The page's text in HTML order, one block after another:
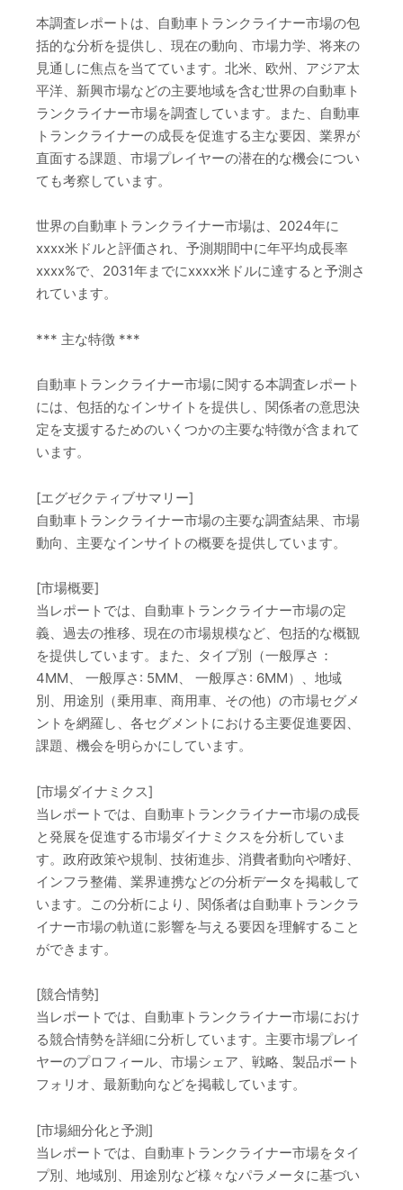
本調査レポートは、自動車トランクライナー市場の包
括的な分析を提供し、現在の動向、市場力学、将来の
見通しに焦点を当てています。北米、欧州、アジア太
平洋、新興市場などの主要地域を含む世界の自動車ト
ランクライナー市場を調査しています。また、自動車
トランクライナーの成長を促進する主な要因、業界が
直面する課題、市場プレイヤーの潜在的な機会につい
ても考察しています。
世界の自動車トランクライナー市場は、2024年に
xxxx米ドルと評価され、予測期間中に年平均成長率
xxxx%で、2031年までにxxxx米ドルに達すると予測さ
れています。
*** 主な特徴 ***
自動車トランクライナー市場に関する本調査レポート
には、包括的なインサイトを提供し、関係者の意思決
定を支援するためのいくつかの主要な特徴が含まれて
います。
[エグゼクティブサマリー]
自動車トランクライナー市場の主要な調査結果、市場
動向、主要なインサイトの概要を提供しています。
[市場概要]
当レポートでは、自動車トランクライナー市場の定
義、過去の推移、現在の市場規模など、包括的な概観
を提供しています。また、タイプ別（一般厚さ：
4MM、 一般厚さ: 5MM、 一般厚さ: 6MM）、地域
別、用途別（乗用車、商用車、その他）の市場セグメ
ントを網羅し、各セグメントにおける主要促進要因、
課題、機会を明らかにしています。
[市場ダイナミクス]
当レポートでは、自動車トランクライナー市場の成長
と発展を促進する市場ダイナミクスを分析していま
す。政府政策や規制、技術進歩、消費者動向や嗜好、
インフラ整備、業界連携などの分析データを掲載して
います。この分析により、関係者は自動車トランクラ
イナー市場の軌道に影響を与える要因を理解すること
ができます。
[競合情勢]
当レポートでは、自動車トランクライナー市場におけ
る競合情勢を詳細に分析しています。主要市場プレイ
ヤーのプロフィール、市場シェア、戦略、製品ポート
フォリオ、最新動向などを掲載しています。
[市場細分化と予測]
当レポートでは、自動車トランクライナー市場をタイ
プ別、地域別、用途別など様々なパラメータに基づい